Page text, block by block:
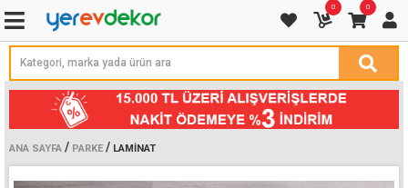
0 0
ANA SAYFA / PARKE / LAMINAT